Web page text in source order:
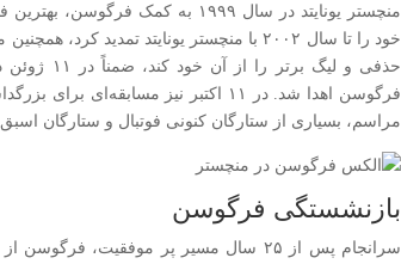
منچستر یونایتد در سال ۱۹۹۹ به
خود را تا سال ۲۰۰۲ با منچستر یونایتد
حذفی و
فرگوسن اهدا شد. در ۱۱ اکتبر نیز
مراسم، بسیاری از ستارگان کنونی فوتبال و ستارگان اسبق
بازنشستگی فرگوسن
سرانجام پس از ۲۵ سال مسیر پر موفقیت،